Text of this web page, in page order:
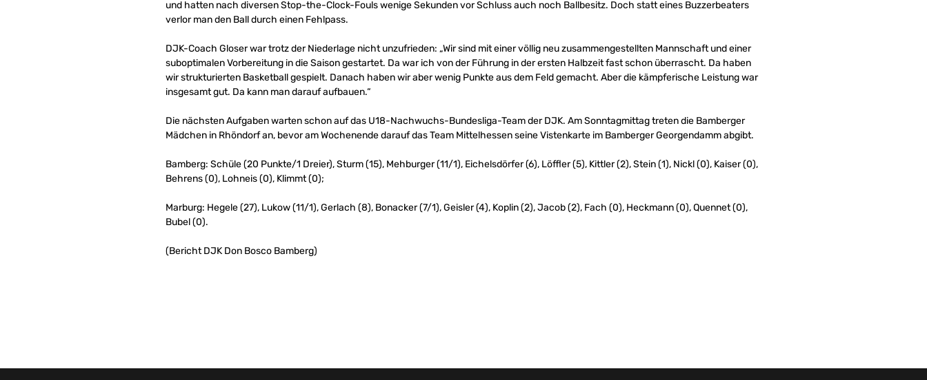
und hatten nach diversen Stop-the-Clock-Fouls wenige Sekunden vor Schluss auch noch Ballbesitz. Doch statt eines Buzzerbeaters
verlor man den Ball durch einen Fehlpass.
DJK-Coach Gloser war trotz der Niederlage nicht unzufrieden: „Wir sind mit einer völlig neu zusammengestellten Mannschaft und einer
suboptimalen Vorbereitung in die Saison gestartet. Da war ich von der Führung in der ersten Halbzeit fast schon überrascht. Da haben
wir strukturierten Basketball gespielt. Danach haben wir aber wenig Punkte aus dem Feld gemacht. Aber die kämpferische Leistung war
insgesamt gut. Da kann man darauf aufbauen.“
Die nächsten Aufgaben warten schon auf das U18-Nachwuchs-Bundesliga-Team der DJK. Am Sonntagmittag treten die Bamberger
Mädchen in Rhöndorf an, bevor am Wochenende darauf das Team Mittelhessen seine Vistenkarte im Bamberger Georgendamm abgibt.
Bamberg: Schüle (20 Punkte/1 Dreier), Sturm (15), Mehburger (11/1), Eichelsdörfer (6), Löffler (5), Kittler (2), Stein (1), Nickl (0), Kaiser (0),
Behrens (0), Lohneis (0), Klimmt (0);
Marburg: Hegele (27), Lukow (11/1), Gerlach (8), Bonacker (7/1), Geisler (4), Koplin (2), Jacob (2), Fach (0), Heckmann (0), Quennet (0),
Bubel (0).
(Bericht DJK Don Bosco Bamberg)